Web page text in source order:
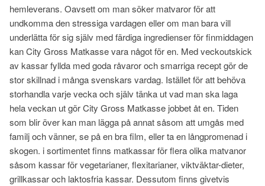
hemleverans. Oavsett om man söker matvaror för att
undkomma den stressiga vardagen eller om man bara vill
underlätta för sig själv med färdiga ingredienser för finmiddagen
kan City Gross Matkasse vara något för en. Med veckoutskick
av kassar fyllda med goda råvaror och smarriga recept gör de
stor skillnad i många svenskars vardag. Istället för att behöva
storhandla varje vecka och själv tänka ut vad man ska laga
hela veckan ut gör City Gross Matkasse jobbet åt en. Tiden
som blir över kan man lägga på annat såsom att umgås med
familj och vänner, se på en bra film, eller ta en långpromenad i
skogen. i sortimentet finns matkassar för flera olika matvanor
såsom kassar för vegetarianer, flexitarianer, viktväktar-dieter,
grillkassar och laktosfria kassar. Dessutom finns givetvis